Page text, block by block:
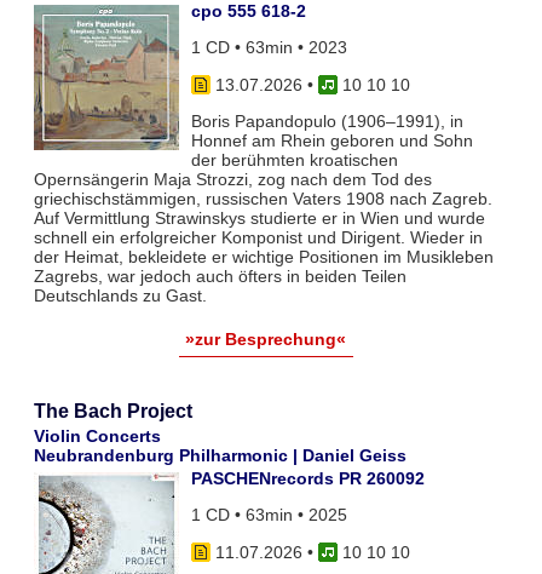
cpo 555 618-2
1 CD • 63min • 2023
13.07.2026 •
10 10 10
Boris Papandopulo (1906–1991), in
Honnef am Rhein geboren und Sohn
der berühmten kroatischen
Opernsängerin Maja Strozzi, zog nach dem Tod des
griechischstämmigen, russischen Vaters 1908 nach Zagreb.
Auf Vermittlung Strawinskys studierte er in Wien und wurde
schnell ein erfolgreicher Komponist und Dirigent. Wieder in
der Heimat, bekleidete er wichtige Positionen im Musikleben
Zagrebs, war jedoch auch öfters in beiden Teilen
Deutschlands zu Gast.
»zur Besprechung«
The Bach Project
Violin Concerts
Neubrandenburg Philharmonic | Daniel Geiss
PASCHENrecords PR 260092
1 CD • 63min • 2025
11.07.2026 •
10 10 10